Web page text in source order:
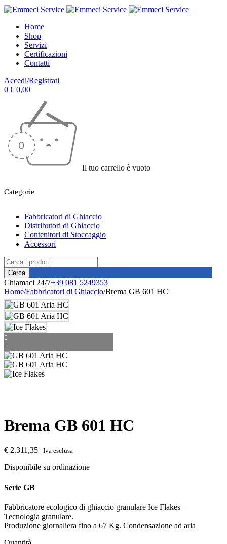
Home
Shop
Servizi
Certificazioni
Contatti
Accedi/Registrati
0 € 0,00
Il tuo carrello è vuoto
Categorie
Fabbricatori di Ghiaccio
Distributori di Ghiaccio
Contenitori di Stoccaggio
Accessori
Chiamaci 24/7+39 081 5249353
Home/Fabbricatori di Ghiaccio/Brema GB 601 HC
Brema GB 601 HC
€ 2.311,35 Iva esclusa
Disponibile su ordinazione
Serie GB
Fabbricatore ecologico di ghiaccio granulare Ice Flakes –
Tecnologia granulare.
Produzione giornaliera fino a 67 Kg. Condensazione ad aria